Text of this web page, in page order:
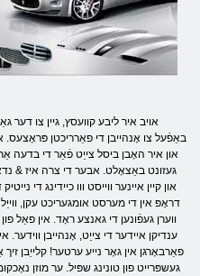
אויב איר ליבע קוועסץ, גיין צו דער
באַפֿעל צו אָנהייבן די פאַרריכטן פּראָצעס.
און איר האָבן ביסל צייַט פֿאַר די בדעה
געזונט באַצאָלט. אבער די צרה איז &
און קיין איינער ווייסט ווו כיידינג די
דראָפּ אין די מערסט אומגעריכט עקן,
ווערן געפֿונען די גאנצע ראָד. אין פאַל
ענדיקן איידער די צייַט, אָנהייבן
פאַרבאָרגן אין גאָר נייע ערטער! קלייַבן
געשפּרייט פון טונינג שפּיל. ער מוזן